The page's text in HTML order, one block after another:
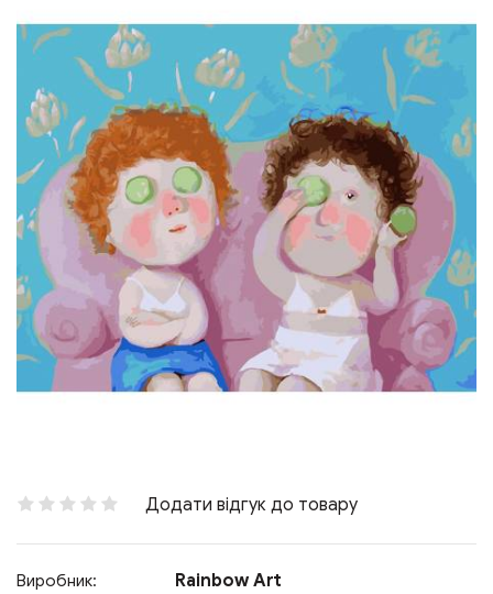
Додати відгук до товару
Виробник: Rainbow Art